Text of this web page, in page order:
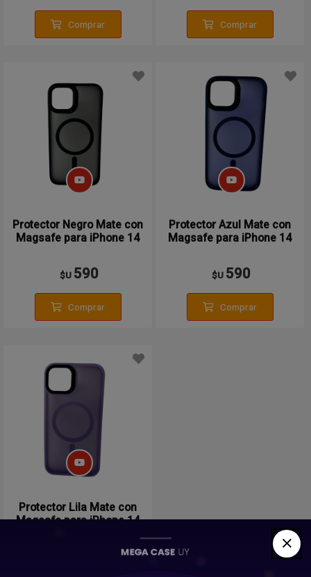
Comprar Comprar
Protector Negro Mate con
Magsafe para iPhone 14
$U 590
Comprar
Protector Azul Mate con
Magsafe para iPhone 14
$U 590
Comprar
Protector Lila Mate con
Magsafe para iPhone 14